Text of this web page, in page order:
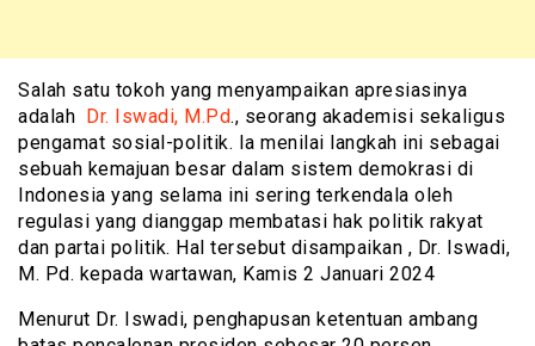
Salah satu tokoh yang menyampaikan apresiasinya
adalah Dr. Iswadi, M.Pd., seorang akademisi sekaligus
pengamat sosial-politik. Ia menilai langkah ini sebagai
sebuah kemajuan besar dalam sistem demokrasi di
Indonesia yang selama ini sering terkendala oleh
regulasi yang dianggap membatasi hak politik rakyat
dan partai politik. Hal tersebut disampaikan , Dr. Iswadi,
M. Pd. kepada wartawan, Kamis 2 Januari 2024
Menurut Dr. Iswadi, penghapusan ketentuan ambang